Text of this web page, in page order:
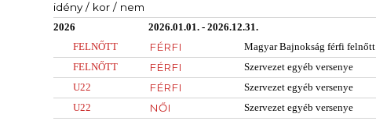
idény / kor / nem
2026
2026.01.01. - 2026.12.31.
FELNŐTT
FÉRFI Magyar Bajnokság férfi felnőtt
FELNŐTT
FÉRFI Szervezet egyéb versenye
U22
FÉRFI Szervezet egyéb versenye
U22
NŐI Szervezet egyéb versenye